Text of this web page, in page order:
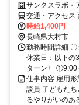
サンクスラボ・
交通・アクセス
時給1,400円
長崎県大村市
勤務時間詳細
休業日：以下の
ターン〉 ①9:00
仕事内容 雇用
談員 子どもた
るやりがいのあ